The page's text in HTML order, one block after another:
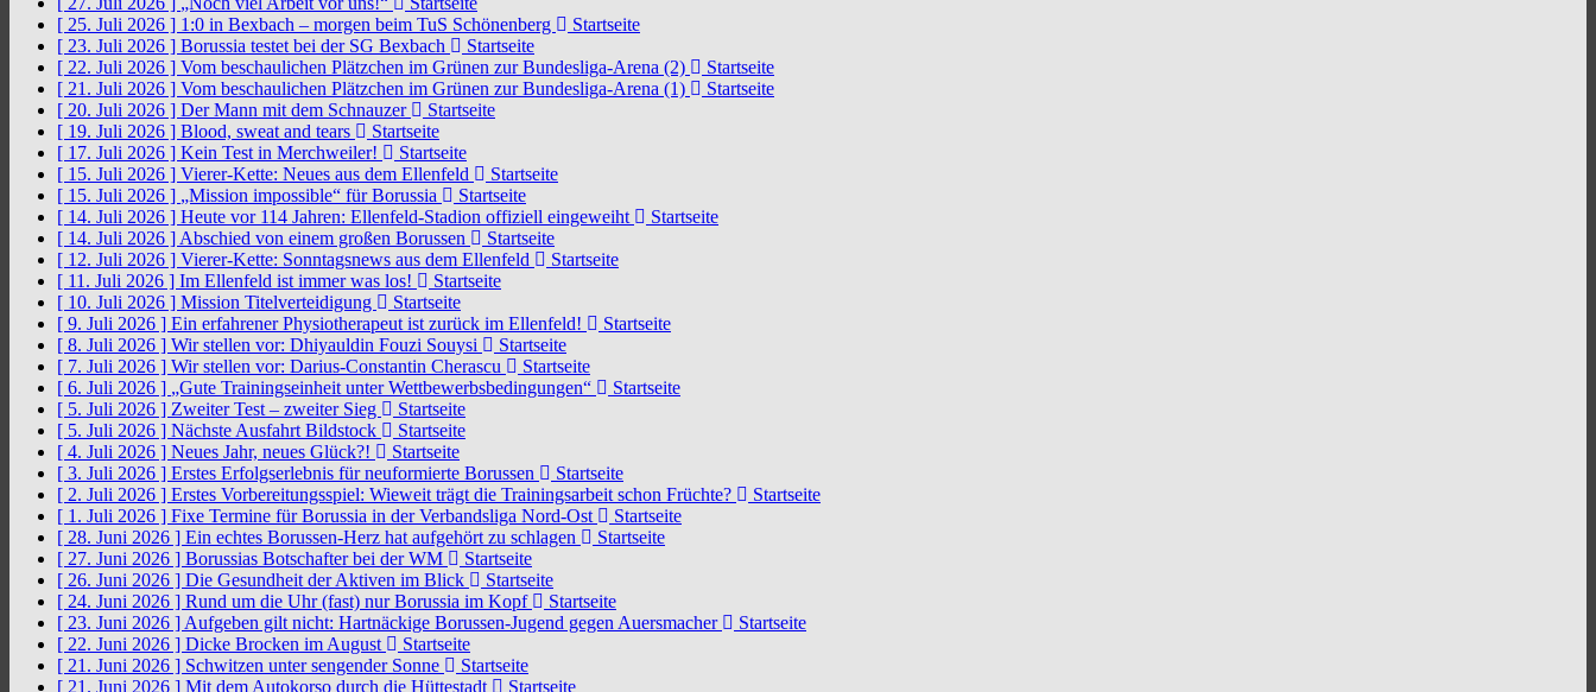
[ 25. Juli 2026 ] 1:0 in Bexbach – morgen beim TuS Schönenberg
Startseite
[ 23. Juli 2026 ] Borussia testet bei der SG Bexbach
Startseite
[ 22. Juli 2026 ] Vom beschaulichen Plätzchen im Grünen zur Bundesliga-Arena (2)
Startseite
[ 21. Juli 2026 ] Vom beschaulichen Plätzchen im Grünen zur Bundesliga-Arena (1)
Startseite
[ 20. Juli 2026 ] Der Mann mit dem Schnauzer
Startseite
[ 19. Juli 2026 ] Blood, sweat and tears
Startseite
[ 17. Juli 2026 ] Kein Test in Merchweiler!
Startseite
[ 15. Juli 2026 ] Vierer-Kette: Neues aus dem Ellenfeld
Startseite
[ 15. Juli 2026 ] „Mission impossible“ für Borussia
Startseite
[ 14. Juli 2026 ] Heute vor 114 Jahren: Ellenfeld-Stadion offiziell eingeweiht
Startseite
[ 14. Juli 2026 ] Abschied von einem großen Borussen
Startseite
[ 12. Juli 2026 ] Vierer-Kette: Sonntagsnews aus dem Ellenfeld
Startseite
[ 11. Juli 2026 ] Im Ellenfeld ist immer was los!
Startseite
[ 10. Juli 2026 ] Mission Titelverteidigung
Startseite
[ 9. Juli 2026 ] Ein erfahrener Physiotherapeut ist zurück im Ellenfeld!
Startseite
[ 8. Juli 2026 ] Wir stellen vor: Dhiyauldin Fouzi Souysi
Startseite
[ 7. Juli 2026 ] Wir stellen vor: Darius-Constantin Cherascu
Startseite
[ 6. Juli 2026 ] „Gute Trainingseinheit unter Wettbewerbsbedingungen“
Startseite
[ 5. Juli 2026 ] Zweiter Test – zweiter Sieg
Startseite
[ 5. Juli 2026 ] Nächste Ausfahrt Bildstock
Startseite
[ 4. Juli 2026 ] Neues Jahr, neues Glück?!
Startseite
[ 3. Juli 2026 ] Erstes Erfolgserlebnis für neuformierte Borussen
Startseite
[ 2. Juli 2026 ] Erstes Vorbereitungsspiel: Wieweit trägt die Trainingsarbeit schon Früchte?
Startseite
[ 1. Juli 2026 ] Fixe Termine für Borussia in der Verbandsliga Nord-Ost
Startseite
[ 28. Juni 2026 ] Ein echtes Borussen-Herz hat aufgehört zu schlagen
Startseite
[ 27. Juni 2026 ] Borussias Botschafter bei der WM
Startseite
[ 26. Juni 2026 ] Die Gesundheit der Aktiven im Blick
Startseite
[ 24. Juni 2026 ] Rund um die Uhr (fast) nur Borussia im Kopf
Startseite
[ 23. Juni 2026 ] Aufgeben gilt nicht: Hartnäckige Borussen-Jugend gegen Auersmacher
Startseite
[ 22. Juni 2026 ] Dicke Brocken im August
Startseite
[ 21. Juni 2026 ] Schwitzen unter sengender Sonne
Startseite
[ 21. Juni 2026 ] Mit dem Autokorso durch die Hüttestadt
Startseite